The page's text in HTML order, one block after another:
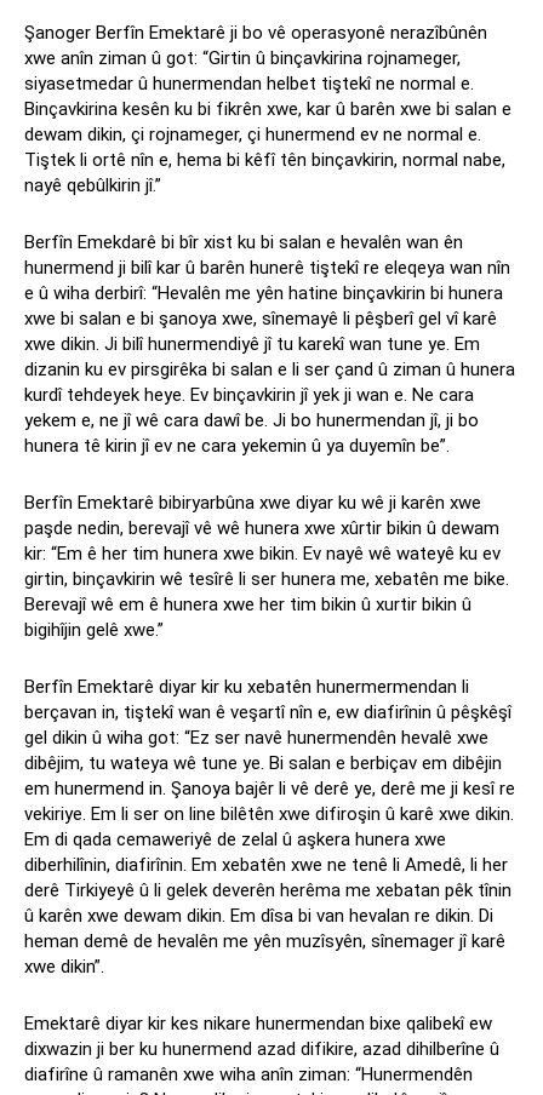
Şanoger Berfîn Emektarê ji bo vê operasyonê nerazîbûnên
xwe anîn ziman û got: “Girtin û binçavkirina rojnameger,
siyasetmedar û hunermendan helbet tiştekî ne normal e.
Binçavkirina kesên ku bi fikrên xwe, kar û barên xwe bi salan e
dewam dikin, çi rojnameger, çi hunermend ev ne normal e.
Tiştek li ortê nîn e, hema bi kêfî tên binçavkirin, normal nabe,
nayê qebûlkirin jî.”
Berfîn Emekdarê bi bîr xist ku bi salan e hevalên wan ên
hunermend ji bilî kar û barên hunerê tiştekî re eleqeya wan nîn
e û wiha derbirî: “Hevalên me yên hatine binçavkirin bi hunera
xwe bi salan e bi şanoya xwe, sînemayê li pêşberî gel vî karê
xwe dikin. Ji bilî hunermendiyê jî tu karekî wan tune ye. Em
dizanin ku ev pirsgirêka bi salan e li ser çand û ziman û hunera
kurdî tehdeyek heye. Ev binçavkirin jî yek ji wan e. Ne cara
yekem e, ne jî wê cara dawî be. Ji bo hunermendan jî, ji bo
hunera tê kirin jî ev ne cara yekemin û ya duyemîn be”.
Berfîn Emektarê bibiryarbûna xwe diyar ku wê ji karên xwe
paşde nedin, berevajî vê wê hunera xwe xûrtir bikin û dewam
kir: “Em ê her tim hunera xwe bikin. Ev nayê wê wateyê ku ev
girtin, binçavkirin wê tesîrê li ser hunera me, xebatên me bike.
Berevajî wê em ê hunera xwe her tim bikin û xurtir bikin û
bigihîjin gelê xwe.”
Berfîn Emektarê diyar kir ku xebatên hunermermendan li
berçavan in, tiştekî wan ê veşartî nîn e, ew diafirînin û pêşkêşî
gel dikin û wiha got: “Ez ser navê hunermendên hevalê xwe
dibêjim, tu wateya wê tune ye. Bi salan e berbiçav em dibêjin
em hunermend in. Şanoya bajêr li vê derê ye, derê me ji kesî re
vekiriye. Em li ser on line bilêtên xwe difiroşin û karê xwe dikin.
Em di qada cemaweriyê de zelal û aşkera hunera xwe
diberhilînin, diafirînin. Em xebatên xwe ne tenê li Amedê, li her
derê Tirkiyeyê û li gelek deverên herêma me xebatan pêk tînin
û karên xwe dewam dikin. Em dîsa bi van hevalan re dikin. Di
heman demê de hevalên me yên muzîsyên, sînemager jî karê
xwe dikin”.
Emektarê diyar kir kes nikare hunermendan bixe qalibekî ew
dixwazin ji ber ku hunermend azad difikire, azad dihilberîne û
diafirîne û ramanên xwe wiha anîn ziman: “Hunermendên